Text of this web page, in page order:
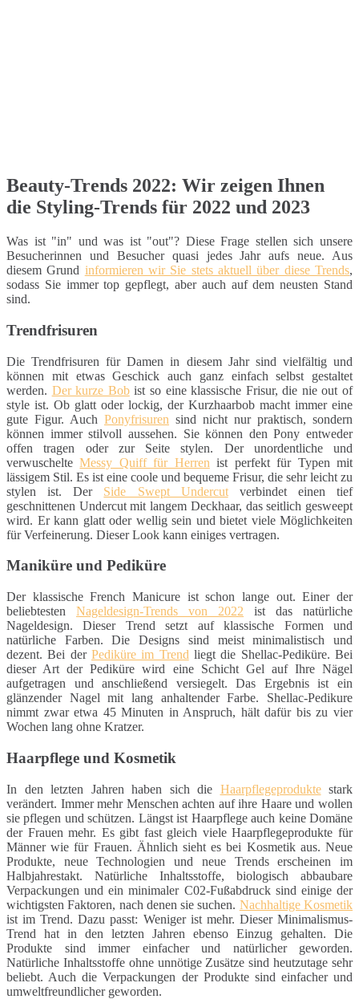
Beauty-Trends 2022: Wir zeigen Ihnen
die Styling-Trends für 2022 und 2023
Was ist "in" und was ist "out"? Diese Frage stellen sich unsere
Besucherinnen und Besucher quasi jedes Jahr aufs neue. Aus
diesem Grund informieren wir Sie stets aktuell über diese Trends,
sodass Sie immer top gepflegt, aber auch auf dem neusten Stand
sind.
Trendfrisuren
Die Trendfrisuren für Damen in diesem Jahr sind vielfältig und
können mit etwas Geschick auch ganz einfach selbst gestaltet
werden. Der kurze Bobist so eine klassische Frisur, die nie out of
style ist. Ob glatt oder lockig, der Kurzhaarbob macht immer eine
gute Figur. Auch Ponyfrisuren sind nicht nur praktisch, sondern
können immer stilvoll aussehen. Sie können den Pony entweder
offen tragen oder zur Seite stylen. Der unordentliche und
verwuschelteMessy Quiff für Herren ist perfekt für Typen mit
lässigem Stil. Es ist eine coole und bequeme Frisur, die sehr leicht zu
stylen ist. Der Side Swept Undercutverbindet einen tief
geschnittenen Undercut mit langem Deckhaar, das seitlich gesweept
wird. Er kann glatt oder wellig sein und bietet viele Möglichkeiten
für Verfeinerung. Dieser Look kann einiges vertragen.
Maniküre und Pediküre
Der klassische French Manicure ist schon lange out. Einer der
beliebtesten Nageldesign-Trends von 2022 ist das natürliche
Nageldesign. Dieser Trend setzt auf klassische Formen und
natürliche Farben. Die Designs sind meist minimalistisch und
dezent. Bei der Pediküre im Trend liegt die Shellac-Pediküre. Bei
dieser Art der Pediküre wird eine Schicht Gel auf Ihre Nägel
aufgetragen und anschließend versiegelt. Das Ergebnis ist ein
glänzender Nagel mit lang anhaltender Farbe. Shellac-Pedikure
nimmt zwar etwa 45 Minuten in Anspruch, hält dafür bis zu vier
Wochen lang ohne Kratzer.
Haarpflege und Kosmetik
In den letzten Jahren haben sich die Haarpflegeproduktestark
verändert. Immer mehr Menschen achten auf ihre Haare und wollen
sie pflegen und schützen. Längst ist Haarpflege auch keine Domäne
der Frauen mehr. Es gibt fast gleich viele Haarpflegeprodukte für
Männer wie für Frauen. Ähnlich sieht es bei Kosmetik aus. Neue
Produkte, neue Technologien und neue Trends erscheinen im
Halbjahrestakt. Natürliche Inhaltsstoffe, biologisch abbaubare
Verpackungen und ein minimaler C02-Fußabdruck sind einige der
wichtigsten Faktoren, nach denen sie suchen. Nachhaltige Kosmetik
ist im Trend. Dazu passt: Weniger ist mehr. Dieser Minimalismus-
Trend hat in den letzten Jahren ebenso Einzug gehalten. Die
Produkte sind immer einfacher und natürlicher geworden.
Natürliche Inhaltsstoffe ohne unnötige Zusätze sind heutzutage sehr
beliebt. Auch die Verpackungen der Produkte sind einfacher und
umweltfreundlicher geworden.